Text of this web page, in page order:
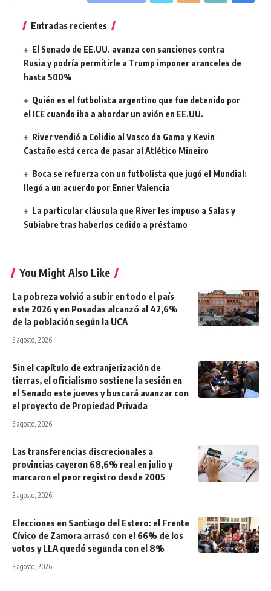
Entradas recientes
El Senado de EE.UU. avanza con sanciones contra
Rusia y podría permitirle a Trump imponer aranceles de
hasta 500%
Quién es el futbolista argentino que fue detenido por
el ICE cuando iba a abordar un avión en EE.UU.
River vendió a Colidio al Vasco da Gama y Kevin
Castaño está cerca de pasar al Atlético Mineiro
Boca se refuerza con un futbolista que jugó el Mundial:
llegó a un acuerdo por Enner Valencia
La particular cláusula que River les impuso a Salas y
Subiabre tras haberlos cedido a préstamo
You Might Also Like
La pobreza volvió a subir en todo el país
este 2026 y en Posadas alcanzó al 42,6%
de la población según la UCA
5 agosto, 2026
Sin el capítulo de extranjerización de
tierras, el oficialismo sostiene la sesión en
el Senado este jueves y buscará avanzar con
el proyecto de Propiedad Privada
5 agosto, 2026
Las transferencias discrecionales a
provincias cayeron 68,6% real en julio y
marcaron el peor registro desde 2005
3 agosto, 2026
Elecciones en Santiago del Estero: el Frente
Cívico de Zamora arrasó con el 66% de los
votos y LLA quedó segunda con el 8%
3 agosto, 2026